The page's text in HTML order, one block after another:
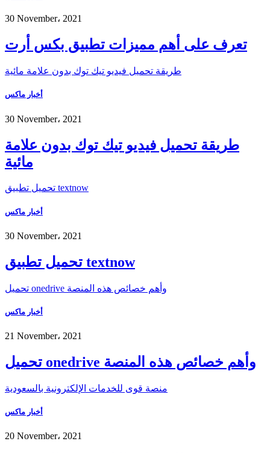
30 November، 2021
تعرف على أهم مميزات تطبيق بكس أرت
طريقة تحميل فيديو تيك توك بدون علامة مائية
أخبار ماكس
30 November، 2021
طريقة تحميل فيديو تيك توك بدون علامة
مائية
تحميل تطبيق textnow
أخبار ماكس
30 November، 2021
تحميل تطبيق textnow
تحميل onedrive وأهم خصائص هذه المنصة
أخبار ماكس
21 November، 2021
تحميل onedrive وأهم خصائص هذه المنصة
منصة قوى للخدمات الإلكترونية بالسعودية
أخبار ماكس
20 November، 2021